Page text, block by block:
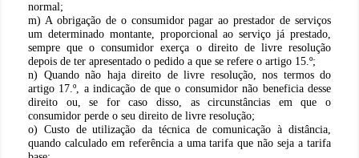
normal;
m) A obrigação de o consumidor pagar ao prestador de serviços
um determinado montante, proporcional ao serviço já prestado,
sempre que o consumidor exerça o direito de livre resolução
depois de ter apresentado o pedido a que se refere o artigo 15.º;
n) Quando não haja direito de livre resolução, nos termos do
artigo 17.º, a indicação de que o consumidor não beneficia desse
direito ou, se for caso disso, as circunstâncias em que o
consumidor perde o seu direito de livre resolução;
o) Custo de utilização da técnica de comunicação à distância,
quando calculado em referência a uma tarifa que não seja a tarifa